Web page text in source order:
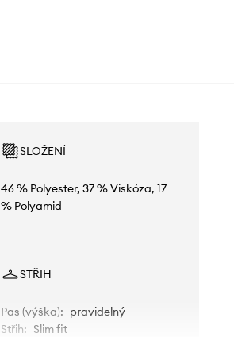
SLOŽENÍ
46 % Polyester, 37 % Viskóza, 17
% Polyamid
STŘIH
Pas (výška): pravidelný
Střih: Slim fit